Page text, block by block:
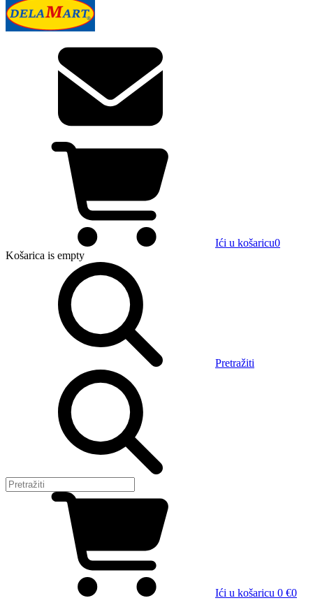
Ići u košaricu0
Košarica is empty
Pretražiti
Ići u košaricu 0 €0